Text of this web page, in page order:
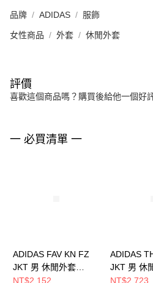
品牌 ADIDAS 服飾
女性商品 外套 休閒外套
評價
喜歡這個商品嗎？購買後給他一個好
一 必買清單 一
ADIDAS FAV KN FZ
JKT 男 休閒外套
KW4772
NT$2,152
ADIDAS
JKT 男 休
JZ8413
NT$2,723